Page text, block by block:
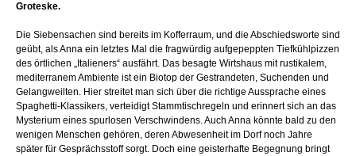
Groteske.
Die Siebensachen sind bereits im Kofferraum, und die Abschiedsworte sind
geübt, als Anna ein letztes Mal die fragwürdig aufgepeppten Tiefkühlpizzen
des örtlichen „Italieners“ ausfährt. Das besagte Wirtshaus mit rustikalem,
mediterranem Ambiente ist ein Biotop der Gestrandeten, Suchenden und
Gelangweilten. Hier streitet man sich über die richtige Aussprache eines
Spaghetti-Klassikers, verteidigt Stammtischregeln und erinnert sich an das
Mysterium eines spurlosen Verschwindens. Auch Anna könnte bald zu den
wenigen Menschen gehören, deren Abwesenheit im Dorf noch Jahre
später für Gesprächsstoff sorgt. Doch eine geisterhafte Begegnung bringt